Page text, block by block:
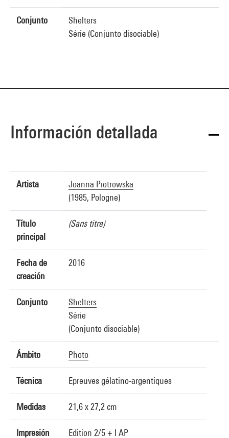
Conjunto
Shelters
Série (Conjunto disociable)
Información detallada
Artista
Joanna Piotrowska
(1985, Pologne)
Título
principal
(Sans titre)
Fecha de
creación
2016
Conjunto
Shelters
Série
(Conjunto disociable)
Ámbito Photo
Técnica Epreuves gélatino-argentiques
Medidas 21,6 x 27,2 cm
Impresión Edition 2/5 + I AP